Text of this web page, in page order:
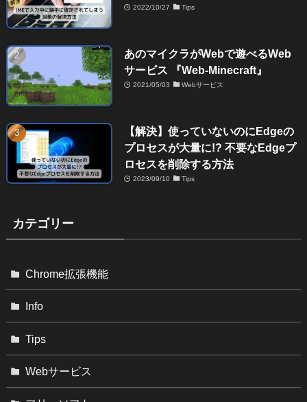
2022/10/27 Tips
あのマイクラがWebで遊べるWeb
サービス 『Web-Minecraft』
2021/05/03 Webサービス
【解決】使っていないのにEdgeの
プロセスが大量に!? 不要なEdgeプ
ロセスを削除する方法
2023/09/10 Tips
カテゴリー
Chrome拡張機能
Info
Tips
Webサービス